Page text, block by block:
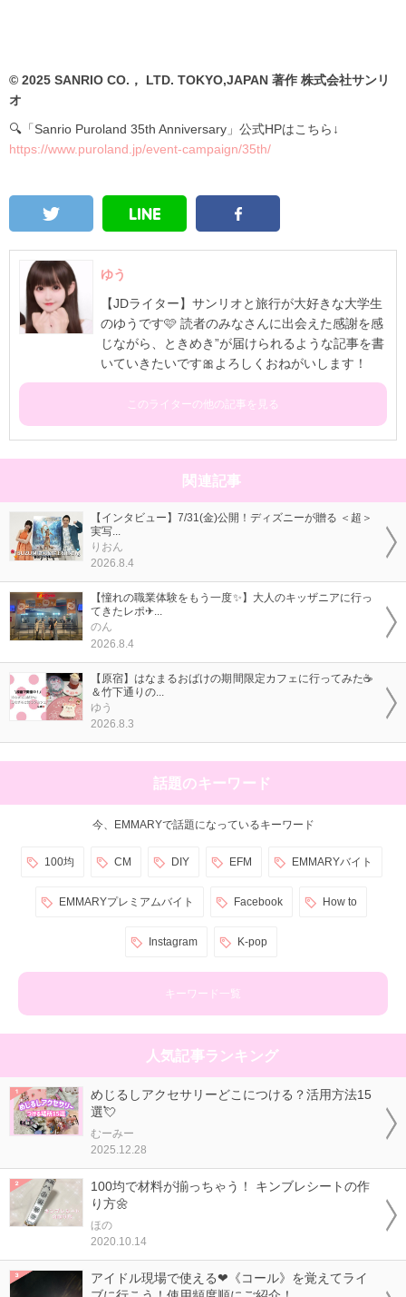
© 2025 SANRIO CO.， LTD. TOKYO,JAPAN 著作 株式会社サンリ
オ
🔍「Sanrio Puroland 35th Anniversary」公式HPはこちら↓
https://www.puroland.jp/event-campaign/35th/
ゆう
【JDライター】サンリオと旅行が大好きな大学生
のゆうです🩷 読者のみなさんに出会えた感謝を感
じながら、ときめき”が届けられるような記事を書
いていきたいです🎀よろしくおねがいします！
このライターの他の記事を見る
関連記事
【インタビュー】7/31(金)公開！ディズニーが贈る ＜超＞
実写...
りおん
2026.8.4
【憧れの職業体験をもう一度✨】大人のキッザニアに行っ
てきたレポ✈...
のん
2026.8.4
【原宿】はなまるおばけの期間限定カフェに行ってみた☕
＆竹下通りの...
ゆう
2026.8.3
話題のキーワード
今、EMMARYで話題になっているキーワード
100均 CM DIY EFM EMMARYバイト
EMMARYプレミアムバイト Facebook How to
Instagram K-pop
キーワード一覧
人気記事ランキング
めじるしアクセサリーどこにつける？活用方法15
選💘
むーみー
2025.12.28
100均で材料が揃っちゃう！ キンブレシートの作
り方🌼
ほの
2020.10.14
アイドル現場で使える❤《コール》を覚えてライ